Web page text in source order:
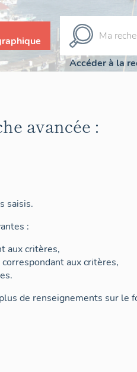
Accéder à la
avancée :
saisis.
:
aux critères,
aux critères,
de renseignements sur le